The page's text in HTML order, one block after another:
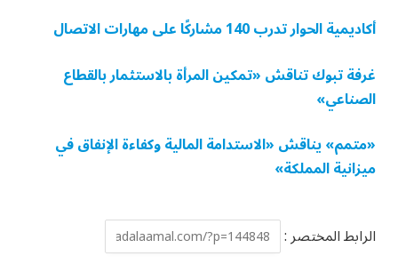
أكاديمية الحوار تدرب 140 مشاركًا على مهارات الاتصال
غرفة تبوك تناقش «تمكين المرأة بالاستثمار بالقطاع
الصناعي»
«متمم» يناقش «الاستدامة المالية وكفاءة الإنفاق في
ميزانية المملكة»
الرابط المختصر :